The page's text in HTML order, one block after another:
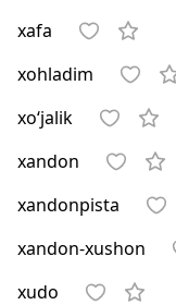
xafa
xohladim
xo‘jalik
xandon
xandonpista
xandon-xushon
xudo